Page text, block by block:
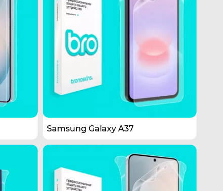
Samsung Galaxy A37